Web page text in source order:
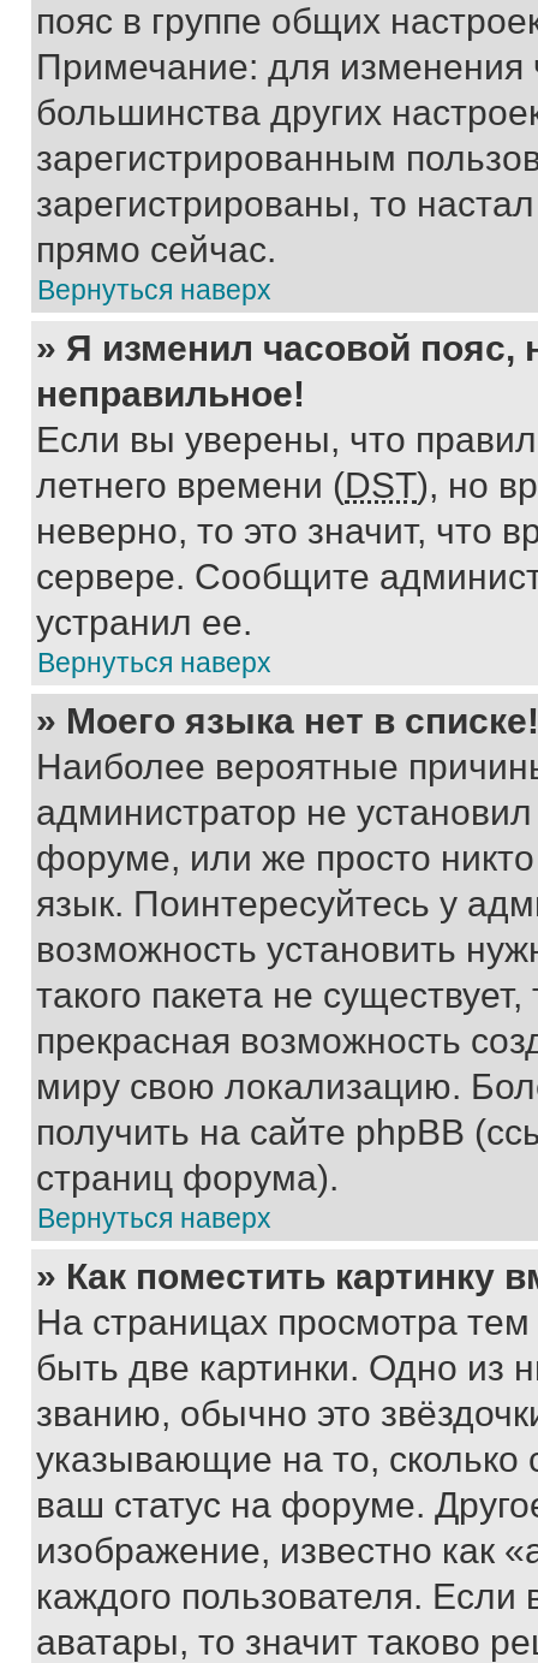
пояс в группе общих
Примечание: для изменения
большинства других
зарегистрированным
зарегистрированы, то
прямо сейчас.
Вернуться наверх
» Я изменил часовой пояс,
неправильное!
Если вы уверены, что
летнего времени (DST), но
неверно, то это значит, что
сервере. Сообщите
устранил ее.
Вернуться наверх
» Моего языка нет в списке!
Наиболее вероятные
администратор не
форуме, или же просто
язык. Поинтересуйтесь у
возможность установить
такого пакета не
прекрасная возможность
миру свою локализацию.
получить на сайте phpBB
страниц форума).
Вернуться наверх
» Как поместить картинку
На страницах просмотра
быть две картинки. Одно из
званию, обычно это
указывающие на то,
ваш статус на форуме.
изображение, известно как
каждого пользователя.
аватары, то значит таково